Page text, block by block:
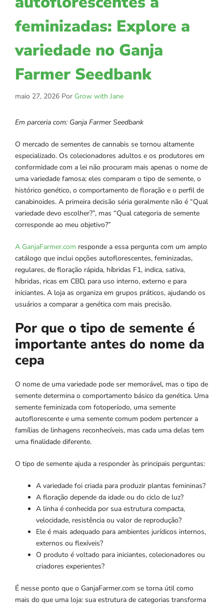
feminizadas: Explore a
variedade no Ganja
Farmer Seedbank
maio 27, 2026 Por Grow with Jane
Em parceria com: Ganja Farmer Seedbank
O mercado de sementes de cannabis se tornou altamente
especializado. Os colecionadores adultos e os produtores em
conformidade com a lei não procuram mais apenas o nome de
uma variedade famosa; eles comparam o tipo de semente, o
histórico genético, o comportamento de floração e o perfil de
canabinoides. A primeira decisão séria geralmente não é “Qual
variedade devo escolher?”, mas “Qual categoria de semente
corresponde ao meu objetivo?”
A GanjaFarmer.com responde a essa pergunta com um amplo
catálogo que inclui opções autoflorescentes, feminizadas,
regulares, de floração rápida, híbridas F1, indica, sativa,
híbridas, ricas em CBD, para uso interno, externo e para
iniciantes. A loja as organiza em grupos práticos, ajudando os
usuários a comparar a genética com mais precisão.
Por que o tipo de semente é
importante antes do nome da
cepa
O nome de uma variedade pode ser memorável, mas o tipo de
semente determina o comportamento básico da genética. Uma
semente feminizada com fotoperíodo, uma semente
autoflorescente e uma semente comum podem pertencer a
famílias de linhagens reconhecíveis, mas cada uma delas tem
uma finalidade diferente.
O tipo de semente ajuda a responder às principais perguntas:
A variedade foi criada para produzir plantas femininas?
A floração depende da idade ou do ciclo de luz?
A linha é conhecida por sua estrutura compacta,
velocidade, resistência ou valor de reprodução?
Ele é mais adequado para ambientes jurídicos internos,
externos ou flexíveis?
O produto é voltado para iniciantes, colecionadores ou
criadores experientes?
É nesse ponto que o GanjaFarmer.com se torna útil como
mais do que uma loja: sua estrutura de categorias transforma